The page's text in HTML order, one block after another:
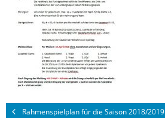
Rahmenspielplan für die Saison 2018/2019